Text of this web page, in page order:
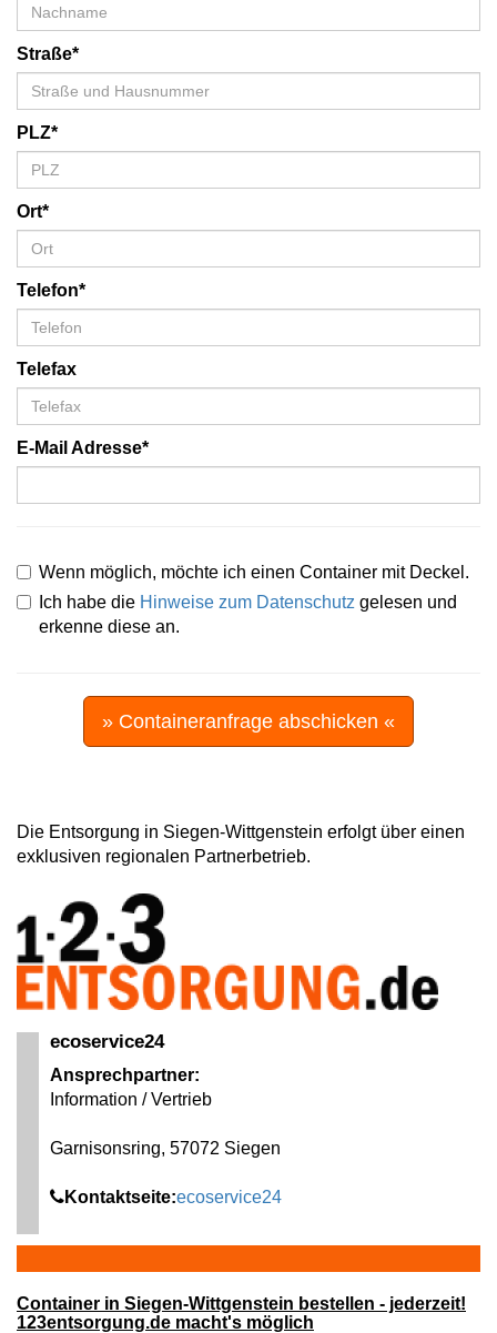
Straße*
PLZ*
Ort*
Telefon*
Telefax
E-Mail Adresse*
Wenn möglich, möchte ich einen Container mit Deckel.
Ich habe die Hinweise zum Datenschutz gelesen und
erkenne diese an.
» Containeranfrage abschicken «
Die Entsorgung in Siegen-Wittgenstein erfolgt über einen
exklusiven regionalen Partnerbetrieb.
ecoservice24
Ansprechpartner:
Information / Vertrieb
Garnisonsring, 57072 Siegen
Kontaktseite:ecoservice24
Container in Siegen-Wittgenstein bestellen - jederzeit!
123entsorgung.de macht's möglich